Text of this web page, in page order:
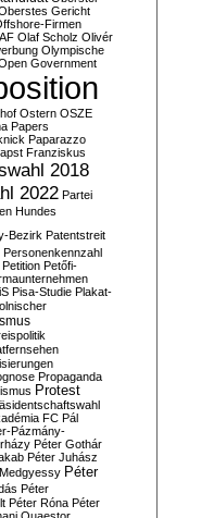
Gericht
Firmen
Olaf Scholz Olivér
Olympische
Government
Ostern OSZE
Papers
Paparazzo
Franziskus
2018
2022 Partei
Hundes
Bezirk Patentstreit
Personenkennzahl
Petition Petőfi-
Pisa-Studie Plakat-
Propaganda
Protest
FC Pál
Pázmány-
Péter Gothár
Péter Juhász
Péter
Péter
Péter Róna Péter